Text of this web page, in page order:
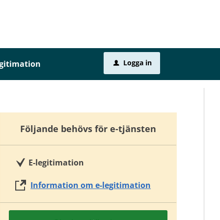
u Logga in
Följande behövs för e-tjänsten
E-legitimation
Information om e-legitimation